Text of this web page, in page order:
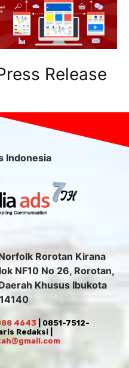
Release
Indonesia
Rorotan Kirana
NF10 No 26, Rorotan,
Khusus Ibukota
4643 | 0851-7512-
Redaksi |